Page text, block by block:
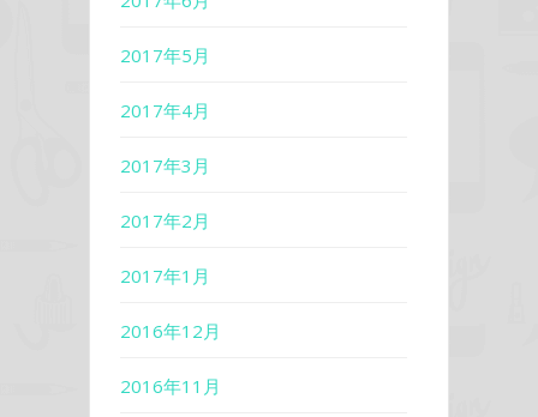
2017年5月
2017年4月
2017年3月
2017年2月
2017年1月
2016年12月
2016年11月